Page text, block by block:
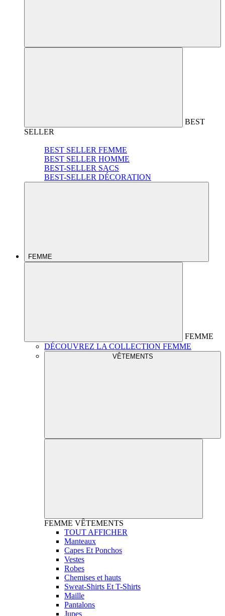
BEST
SELLER
BEST SELLER FEMME
BEST SELLER HOMME
BEST-SELLER SACS
BEST-SELLER DÉCORATION
FEMME
FEMME
DÉCOUVREZ LA COLLECTION FEMME
VÊTEMENTS
FEMME VÊTEMENTS
TOUT AFFICHER
Manteaux
Capes Et Ponchos
Vestes
Robes
Chemises et hauts
Sweat-Shirts Et T-Shirts
Maille
Pantalons
Jupes